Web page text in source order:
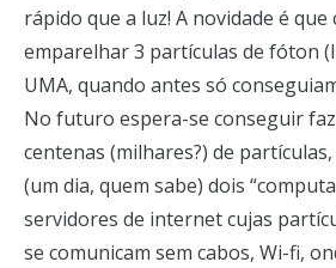
rápido que a luz! A novidade é
emparelhar 3 partículas de fóton
UMA, quando antes só
No futuro espera-se conseguir
centenas (milhares?) de
(um dia, quem sabe) dois
servidores de internet cujas
se comunicam sem cabos, Wi-fi,